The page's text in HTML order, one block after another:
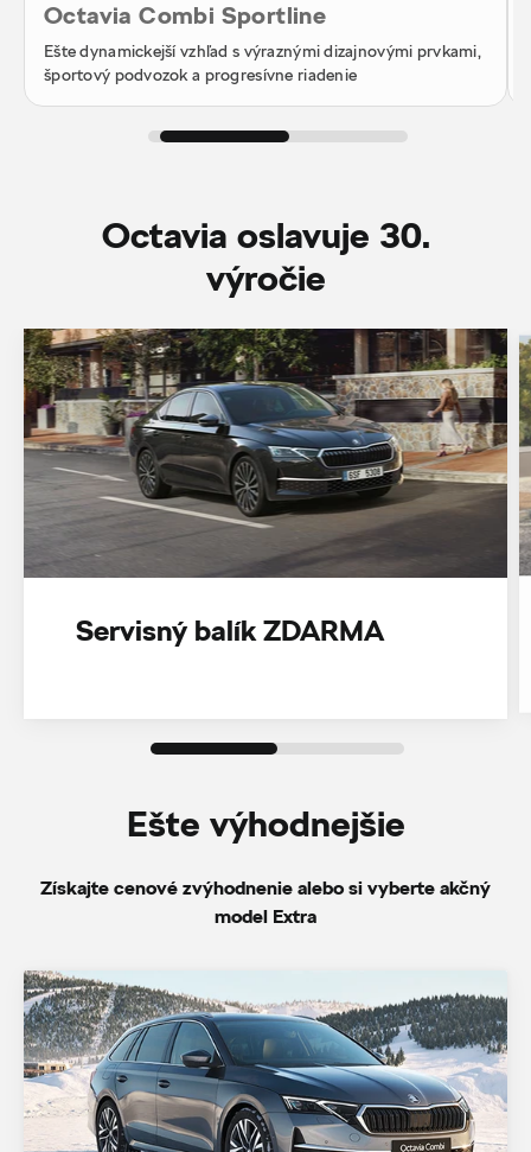
Octavia Combi Sportline
Ešte dynamickejší vzhľad s výraznými dizajnovými prvkami,
športový podvozok a progresívne riadenie
Octavia oslavuje 30.
‎výročie
Servisný balík ZDARMA
Ešte výhodnejšie
Získajte cenové zvýhodnenie alebo si vyberte akčný
model Extra